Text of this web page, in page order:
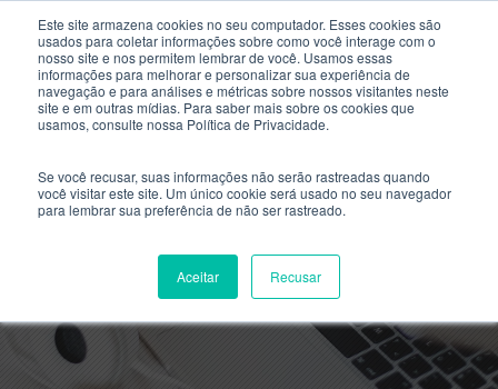
Este site armazena cookies no seu computador. Esses cookies são
usados ​​para coletar informações sobre como você interage com o
nosso site e nos permitem lembrar de você. Usamos essas
informações para melhorar e personalizar sua experiência de
navegação e para análises e métricas sobre nossos visitantes neste
site e em outras mídias. Para saber mais sobre os cookies que
usamos, consulte nossa Política de Privacidade.
Se você recusar, suas informações não serão rastreadas quando
você visitar este site. Um único cookie será usado no seu navegador
para lembrar sua preferência de não ser rastreado.
Aceitar Recusar
Vamos entender o ENEM digital ?
ByEllen Santini- Outubro 1, 2024